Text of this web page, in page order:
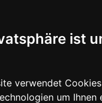
ist
verwendet
um Ihnen